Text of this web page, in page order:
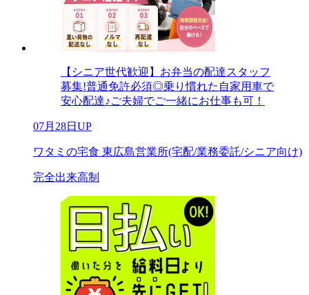
【シニア世代歓迎】お弁当の配達スタッフ
募集!普通免許必須◎乗り慣れた自家用車で
安心配達♪ご夫婦でご一緒にお仕事も可！
07月28日UP
ワタミの宅食 東広島営業所(宅配/業務委託/シニア向け)
完全出来高制